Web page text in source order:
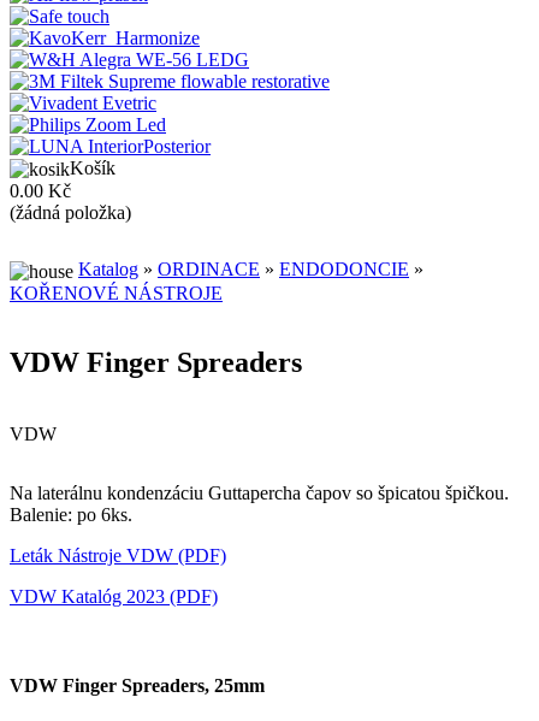
Košík
0.00 Kč
(žádná položka)
Katalog » ORDINACE » ENDODONCIE »
KOŘENOVÉ NÁSTROJE
VDW Finger Spreaders
VDW
Na laterálnu kondenzáciu Guttapercha čapov so špicatou špičkou.
Balenie: po 6ks.
Leták Nástroje VDW (PDF)
VDW Katalóg 2023 (PDF)
VDW Finger Spreaders, 25mm